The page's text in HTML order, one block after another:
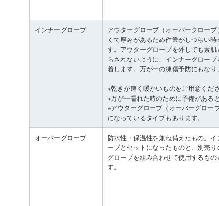
インナーグローブ
アウターグローブ（オーバーグロー
くて厚みがあるため作業がしづらい
す。アウターグローブを外しても素
らされないように、インナーグロー
着します。万が一の凍傷予防にもなり
※乾きが速く暖かいものをご用意くだ
※万が一濡れた時のために予備がある
※アウターグローブ（オーバーグロー
になっているタイプもあります。
オーバーグローブ
防水性・保温性を兼ね備えたもの。
ーブとセットになったものと、別売
グローブを組み合わせて使用するもの
す。